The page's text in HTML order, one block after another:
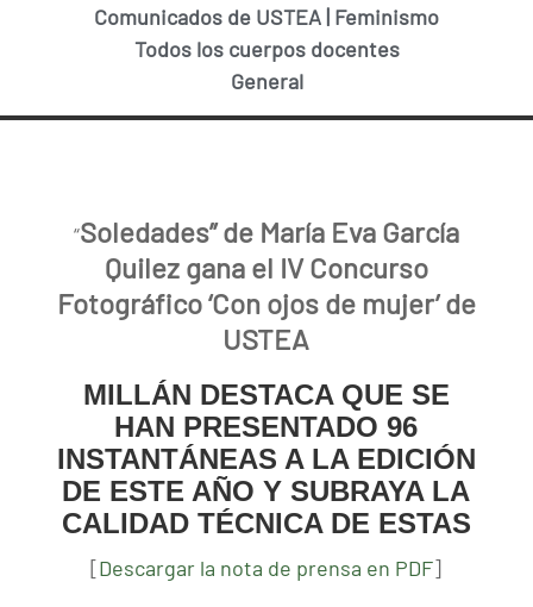
Comunicados de USTEA | Feminismo
Todos los cuerpos docentes
General
“Soledades” de María Eva García
Quilez gana el IV Concurso
Fotográfico ‘Con ojos de mujer’ de
USTEA
MILLÁN DESTACA QUE SE
HAN PRESENTADO 96
INSTANTÁNEAS A LA EDICIÓN
DE ESTE AÑO Y SUBRAYA LA
CALIDAD TÉCNICA DE ESTAS
[Descargar la nota de prensa en PDF]